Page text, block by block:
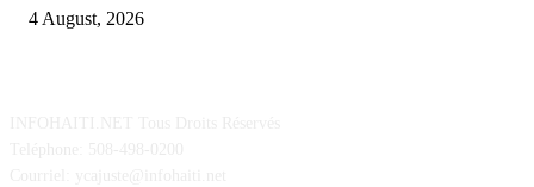
4 August, 2026